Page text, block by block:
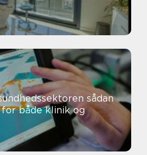
sådan
både klinik og